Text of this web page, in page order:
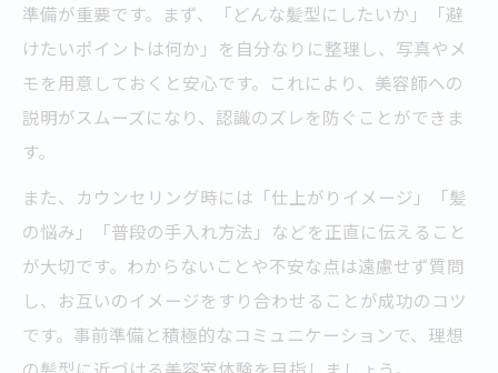
準備が重要です。まず、「どんな髪型にしたいか」「避
けたいポイントは何か」を自分なりに整理し、写真やメ
モを用意しておくと安心です。これにより、美容師への
説明がスムーズになり、認識のズレを防ぐことができま
す。
また、カウンセリング時には「仕上がりイメージ」「髪
の悩み」「普段の手入れ方法」などを正直に伝えること
が大切です。わからないことや不安な点は遠慮せず質問
し、お互いのイメージをすり合わせることが成功のコツ
です。事前準備と積極的なコミュニケーションで、理想